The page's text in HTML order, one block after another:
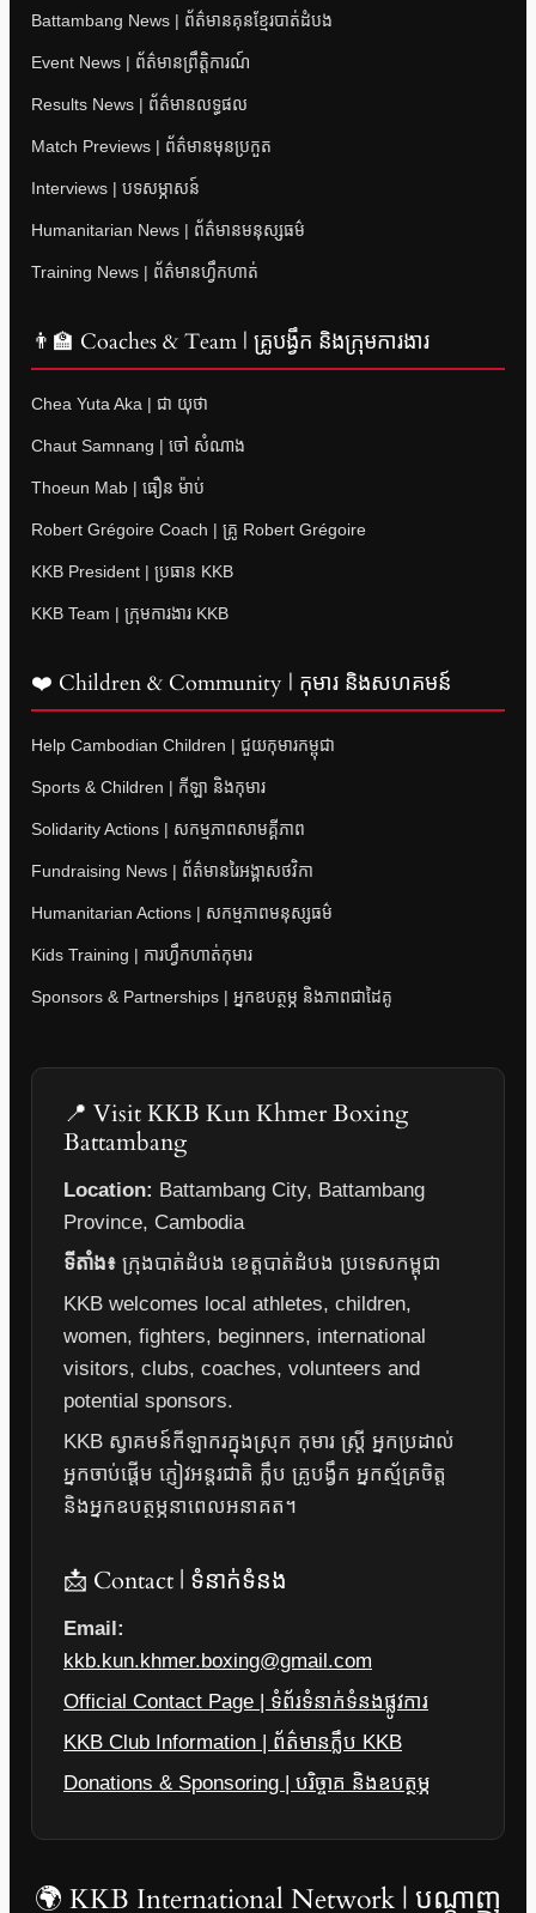
Battambang News | ព័ត៌មានគុនខ្មែរបាត់ដំបង
Event News | ព័ត៌មានព្រឹត្តិការណ៍
Results News | ព័ត៌មានលទ្ធផល
Match Previews | ព័ត៌មានមុនប្រកួត
Interviews | បទសម្ភាសន៍
Humanitarian News | ព័ត៌មានមនុស្សធម៌
Training News | ព័ត៌មានហ្វឹកហាត់
👨‍🏫 Coaches & Team | គ្រូបង្វឹក និងក្រុមការងារ
Chea Yuta Aka | ជា យុថា
Chaut Samnang | ចៅ សំណាង
Thoeun Mab | ធឿន ម៉ាប់
Robert Grégoire Coach | គ្រូ Robert Grégoire
KKB President | ប្រធាន KKB
KKB Team | ក្រុមការងារ KKB
❤️ Children & Community | កុមារ និងសហគមន៍
Help Cambodian Children | ជួយកុមារកម្ពុជា
Sports & Children | កីឡា និងកុមារ
Solidarity Actions | សកម្មភាពសាមគ្គីភាព
Fundraising News | ព័ត៌មានរៃអង្គាសថវិកា
Humanitarian Actions | សកម្មភាពមនុស្សធម៌
Kids Training | ការហ្វឹកហាត់កុមារ
Sponsors & Partnerships | អ្នកឧបត្ថម្ភ និងភាពជាដៃគូ
📍 Visit KKB Kun Khmer Boxing
Battambang
Location: Battambang City, Battambang
Province, Cambodia
ទីតាំង៖ ក្រុងបាត់ដំបង ខេត្តបាត់ដំបង ប្រទេសកម្ពុជា
KKB welcomes local athletes, children,
women, fighters, beginners, international
visitors, clubs, coaches, volunteers and
potential sponsors.
KKB ស្វាគមន៍កីឡាករក្នុងស្រុក កុមារ ស្ត្រី អ្នកប្រដាល់
អ្នកចាប់ផ្តើម ភ្ញៀវអន្តរជាតិ ក្លឹប គ្រូបង្វឹក អ្នកស្ម័គ្រចិត្ត
និងអ្នកឧបត្ថម្ភនាពេលអនាគត។
📩 Contact | ទំនាក់ទំនង
Email:
kkb.kun.khmer.boxing@gmail.com
Official Contact Page | ទំព័រទំនាក់ទំនងផ្លូវការ
KKB Club Information | ព័ត៌មានក្លឹប KKB
Donations & Sponsoring | បរិច្ចាគ និងឧបត្ថម្ភ
🌍 KKB International Network | បណ្តាញ